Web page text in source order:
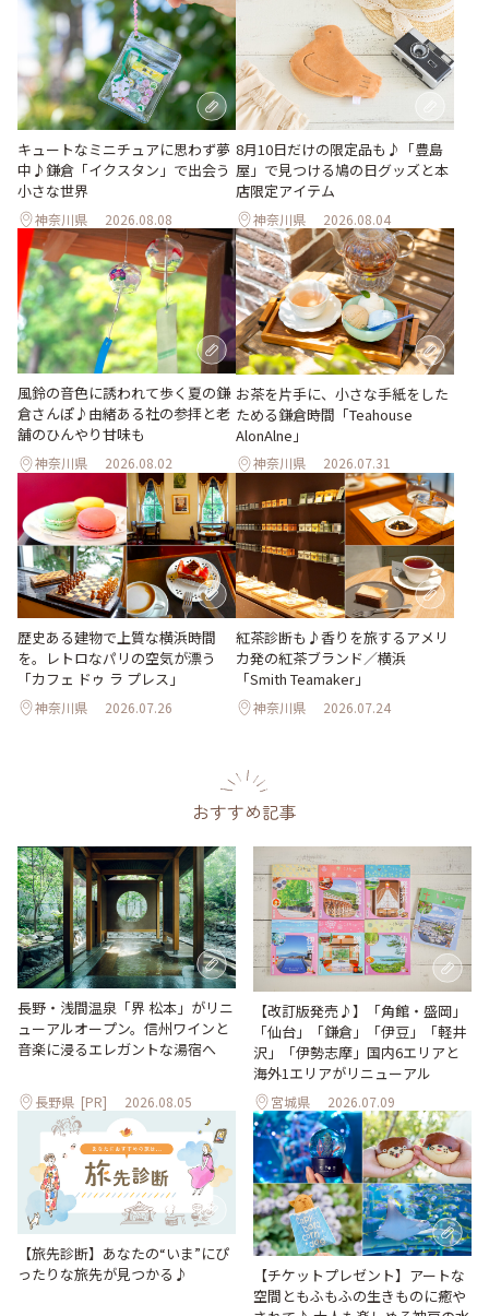
キュートなミニチュアに思わず夢
中♪鎌倉「イクスタン」で出会う
小さな世界
神奈川県 2026.08.08
8月10日だけの限定品も♪「豊島
屋」で見つける鳩の日グッズと本
店限定アイテム
神奈川県 2026.08.04
風鈴の音色に誘われて歩く夏の鎌
倉さんぽ♪由緒ある社の参拝と老
舗のひんやり甘味も
神奈川県 2026.08.02
お茶を片手に、小さな手紙をした
ためる鎌倉時間「Teahouse
AlonAlne」
神奈川県 2026.07.31
歴史ある建物で上質な横浜時間
を。レトロなパリの空気が漂う
「カフェ ドゥ ラ プレス」
神奈川県 2026.07.26
紅茶診断も♪香りを旅するアメリ
カ発の紅茶ブランド／横浜
「Smith Teamaker」
神奈川県 2026.07.24
おすすめ記事
長野・浅間温泉「界 松本」がリニ
ューアルオープン。信州ワインと
音楽に浸るエレガントな湯宿へ
長野県 [PR] 2026.08.05
【改訂版発売♪】「角館・盛岡」
「仙台」「鎌倉」「伊豆」「軽井
沢」「伊勢志摩」国内6エリアと
海外1エリアがリニューアル
宮城県 2026.07.09
【旅先診断】あなたの“いま”にぴ
ったりな旅先が見つかる♪
【チケットプレゼント】アートな
空間ともふもふの生きものに癒や